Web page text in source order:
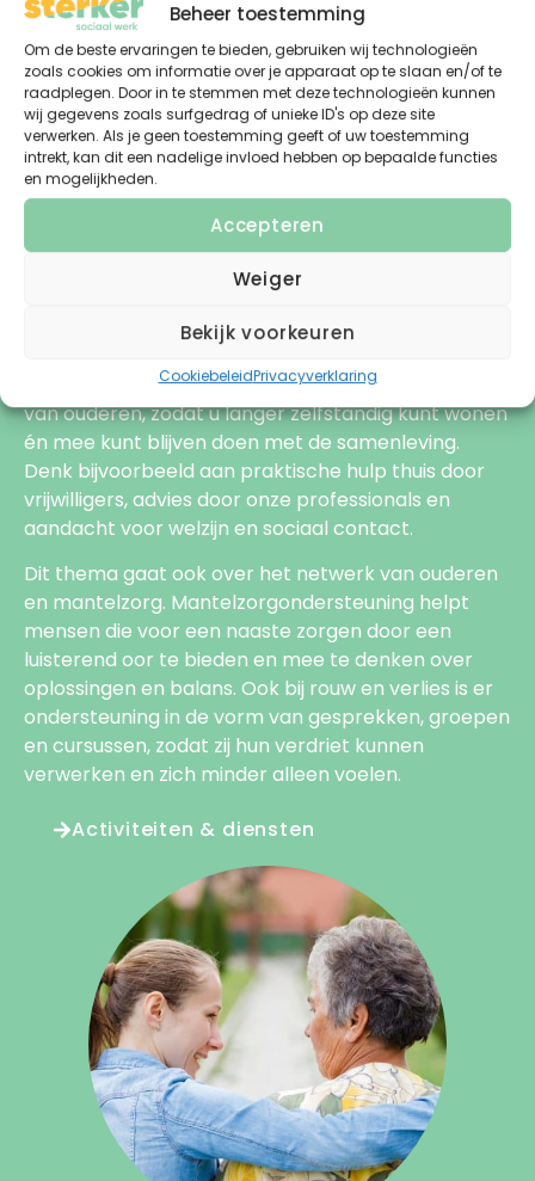
Beheer toestemming
Om de beste ervaringen te bieden, gebruiken wij technologieën
zoals cookies om informatie over je apparaat op te slaan en/of te
raadplegen. Door in te stemmen met deze technologieën kunnen
wij gegevens zoals surfgedrag of unieke ID's op deze site
verwerken. Als je geen toestemming geeft of uw toestemming
intrekt, kan dit een nadelige invloed hebben op bepaalde functies
en mogelijkheden.
Accepteren
Weiger
Bekijk voorkeuren
CookiebeleidPrivacyverklaring
Ouder worden
Het thema ouder worden gaat over ondersteuning
van ouderen, zodat u langer zelfstandig kunt wonen
én mee kunt blijven doen met de samenleving.
Denk bijvoorbeeld aan praktische hulp thuis door
vrijwilligers, advies door onze professionals en
aandacht voor welzijn en sociaal contact.
Dit thema gaat ook over het netwerk van ouderen
en mantelzorg. Mantelzorgondersteuning helpt
mensen die voor een naaste zorgen door een
luisterend oor te bieden en mee te denken over
oplossingen en balans. Ook bij rouw en verlies is er
ondersteuning in de vorm van gesprekken, groepen
en cursussen, zodat zij hun verdriet kunnen
verwerken en zich minder alleen voelen.
Activiteiten & diensten